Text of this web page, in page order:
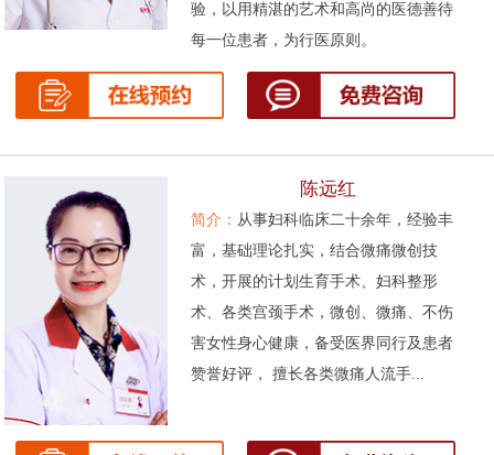
验，以用精湛的艺术和高尚的医德善待
每一位患者，为行医原则。
陈远红
简介： 从事妇科临床二十余年，经验丰
富，基础理论扎实，结合微痛微创技
术，开展的计划生育手术、妇科整形
术、各类宫颈手术，微创、微痛、不伤
害女性身心健康，备受医界同行及患者
赞誉好评， 擅长各类微痛人流手...